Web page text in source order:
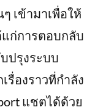
เข้ามาเพื่อให้
ก่การตอบกลับ
ปรุงระบบ
รื่องราวที่กำลัง
แชตได้ด้วย